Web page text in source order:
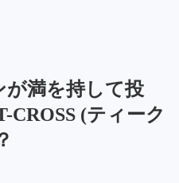
が満を持して投
CROSS (ティーク